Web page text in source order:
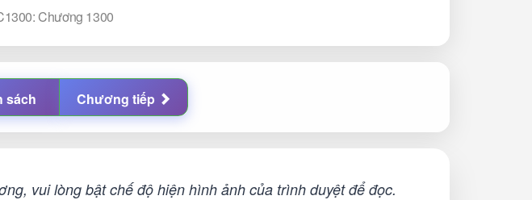
Chương 1300
sách Chương tiếp
vui lòng bật chế độ hiện hình ảnh của trình duyệt để đọc.